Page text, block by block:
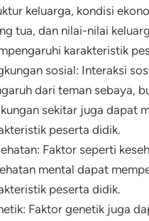
keluarga, kondisi
tua, dan nilai-nilai
karakteristik
sosial: Interaksi
dari teman sebaya,
sekitar juga dapat
peserta didik.
Faktor seperti
mental dapat
peserta didik.
Faktor genetik juga